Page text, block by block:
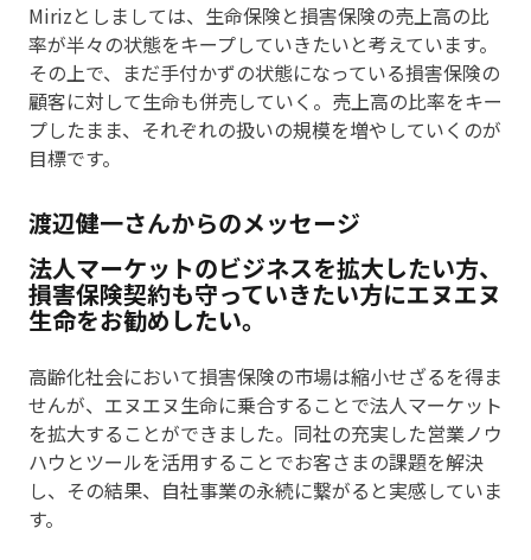
Mirizとしましては、生命保険と損害保険の売上高の比
率が半々の状態をキープしていきたいと考えています。
その上で、まだ手付かずの状態になっている損害保険の
顧客に対して生命も併売していく。売上高の比率をキー
プしたまま、それぞれの扱いの規模を増やしていくのが
目標です。
渡辺健一さんからのメッセージ
法人マーケットのビジネスを拡大したい方、
損害保険契約も守っていきたい方にエヌエヌ
生命をお勧めしたい。
高齢化社会において損害保険の市場は縮小せざるを得ま
せんが、エヌエヌ生命に乗合することで法人マーケット
を拡大することができました。同社の充実した営業ノウ
ハウとツールを活用することでお客さまの課題を解決
し、その結果、自社事業の永続に繋がると実感していま
す。